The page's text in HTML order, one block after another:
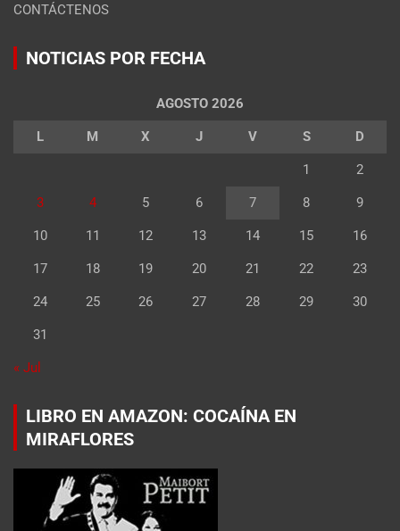
CONTÁCTENOS
NOTICIAS POR FECHA
AGOSTO 2026
L M X J V S D
1 2
3 4 5 6 7 8 9
10 11 12 13 14 15 16
17 18 19 20 21 22 23
24 25 26 27 28 29 30
31
« Jul
LIBRO EN AMAZON: COCAÍNA EN
MIRAFLORES